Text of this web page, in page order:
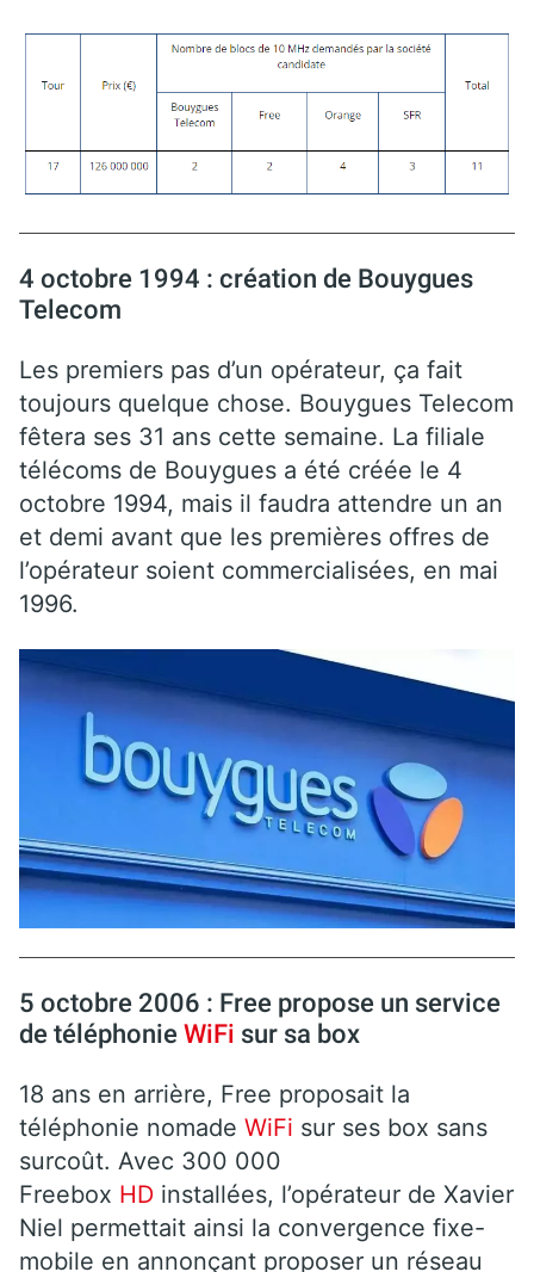
4 octobre 1994 : création de Bouygues
Telecom
Les premiers pas d’un opérateur, ça fait
toujours quelque chose. Bouygues Telecom
fêtera ses 31 ans cette semaine. La filiale
télécoms de Bouygues a été créée le 4
octobre 1994, mais il faudra attendre un an
et demi avant que les premières offres de
l’opérateur soient commercialisées, en mai
1996.
5 octobre 2006 : Free propose un service
de téléphonieWiFi sur sa box
18 ans en arrière, Free proposait la
téléphonie nomade WiFi sur ses box sans
surcoût. Avec 300 000
Freebox HD installées, l’opérateur de Xavier
Niel permettait ainsi la convergence fixe-
mobile en annonçant proposer un réseau